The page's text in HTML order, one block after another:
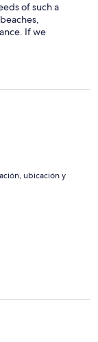
of such a
If we
removed,
efficiently. I
ubicación y